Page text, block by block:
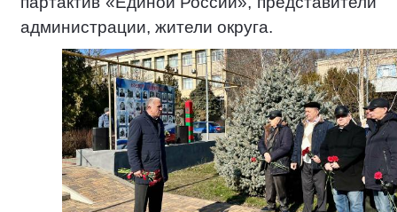
администрации, жители округа.